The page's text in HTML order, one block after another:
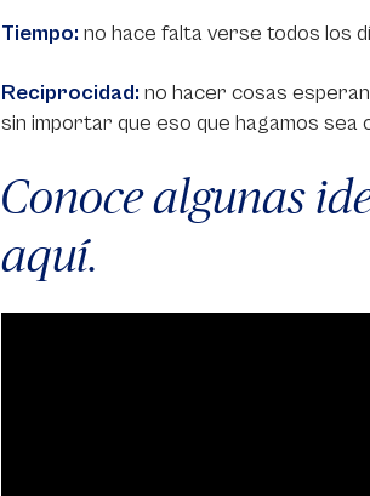
Tiempo: no hace falta verse todos los
Reciprocidad: no hacer cosas
sin importar que eso que hagamos sea
Conoce algunas
aquí.